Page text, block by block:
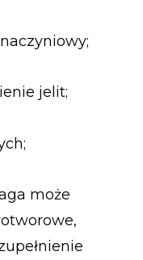
jelit;
może